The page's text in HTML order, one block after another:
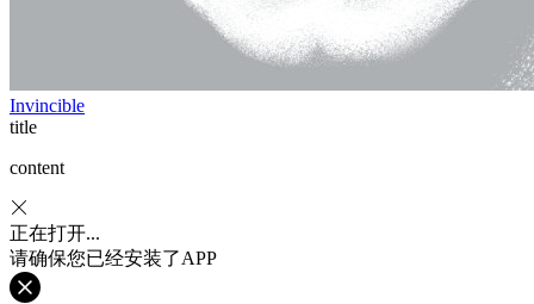
Invincible
title
content
正在打开...
请确保您已经安装了APP